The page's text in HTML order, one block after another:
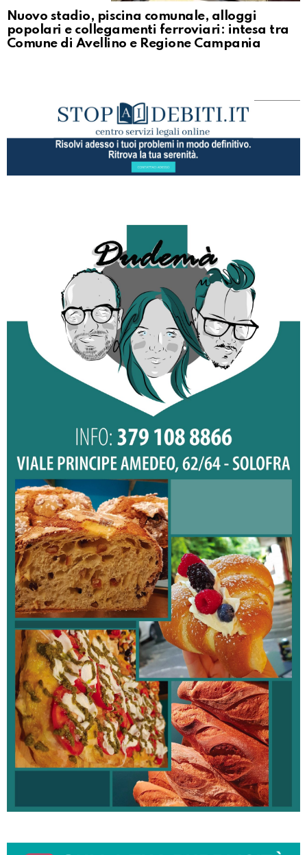
Nuovo stadio, piscina comunale, alloggi
popolari e collegamenti ferroviari: intesa tra
Comune di Avellino e Regione Campania